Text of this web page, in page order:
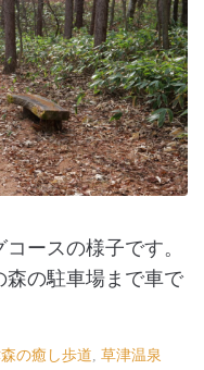
ースの様子です。
の駐車場まで車で
の癒し歩道, 草津温泉